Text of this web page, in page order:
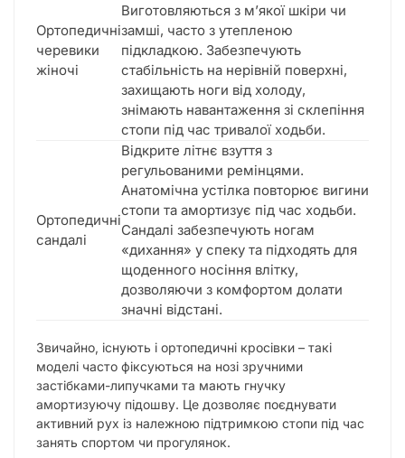
Ортопедичні
черевики
жіночі
Виготовляються з м’якої шкіри чи
замші, часто з утепленою
підкладкою. Забезпечують
стабільність на нерівній поверхні,
захищають ноги від холоду,
знімають навантаження зі склепіння
стопи під час тривалої ходьби.
Ортопедичні
сандалі
Відкрите літнє взуття з
регульованими ремінцями.
Анатомічна устілка повторює вигини
стопи та амортизує під час ходьби.
Сандалі забезпечують ногам
«дихання» у спеку та підходять для
щоденного носіння влітку,
дозволяючи з комфортом долати
значні відстані.
Звичайно, існують і ортопедичні кросівки – такі
моделі часто фіксуються на нозі зручними
застібками-липучками та мають гнучку
амортизуючу підошву. Це дозволяє поєднувати
активний рух із належною підтримкою стопи під час
занять спортом чи прогулянок.